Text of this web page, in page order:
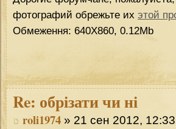
фотографий обрежьте их этой
Обмеження: 640Х860, 0.12Mb
Re: обрізати чи ні
roli1974 » 21 сен 2012, 12:33